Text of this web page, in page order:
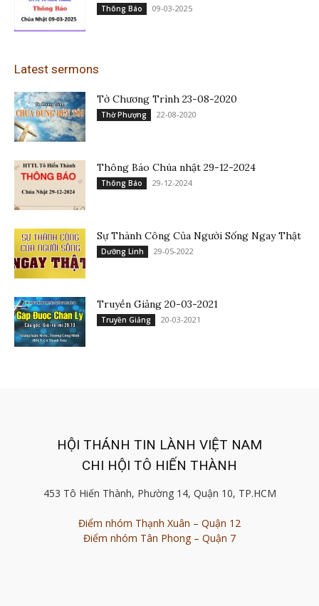
Thông Báo 09-03-2025
Latest sermons
Tờ Chương Trình 23-08-2020
Thờ Phượng 22-08-2020
Thông Báo Chúa nhật 29-12-2024
Thông Báo 29-12-2024
Sự Thành Công Của Người Sống Ngay Thật
Dưỡng Linh 29-05-2022
Truyền Giảng 20-03-2021
Truyền Giảng 20-03-2021
HỘI THÁNH TIN LÀNH VIỆT NAM
CHI HỘI TÔ HIẾN THÀNH
453 Tô Hiến Thành, Phường 14, Quận 10, TP.HCM
Điểm nhóm Thạnh Xuân – Quận 12
Điểm nhóm Tân Phong – Quận 7